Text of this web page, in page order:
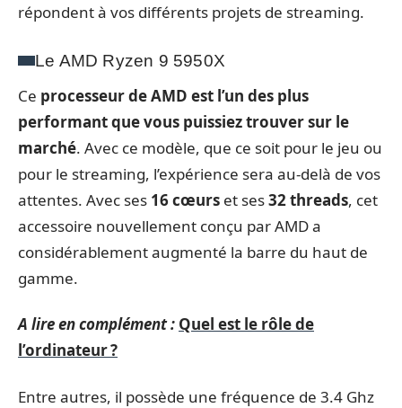
répondent à vos différents projets de streaming.
Le AMD Ryzen 9 5950X
Ce processeur de AMD est l’un des plus
performant que vous puissiez trouver sur le
marché. Avec ce modèle, que ce soit pour le jeu ou
pour le streaming, l’expérience sera au-delà de vos
attentes. Avec ses 16 cœurs et ses32 threads, cet
accessoire nouvellement conçu par AMD a
considérablement augmenté la barre du haut de
gamme.
A lire en complément : Quel est le rôle de
l’ordinateur ?
Entre autres, il possède une fréquence de 3.4 Ghz